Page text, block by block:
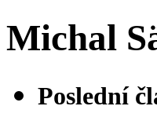
Michal
Poslední